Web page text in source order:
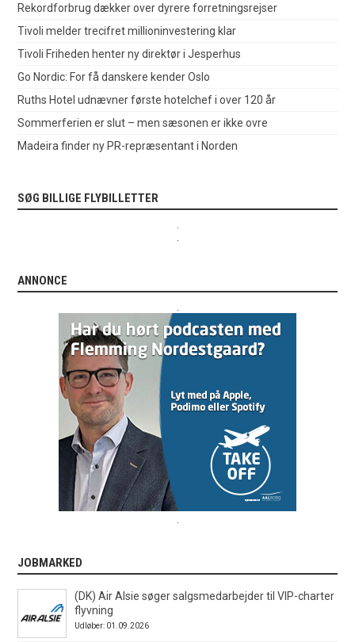
Rekordforbrug dækker over dyrere forretningsrejser
Tivoli melder trecifret millioninvestering klar
Tivoli Friheden henter ny direktør i Jesperhus
Go Nordic: For få danskere kender Oslo
Ruths Hotel udnævner første hotelchef i over 120 år
Sommerferien er slut – men sæsonen er ikke ovre
Madeira finder ny PR-repræsentant i Norden
SØG BILLIGE FLYBILLETTER
ANNONCE
JOBMARKED
(DK) Air Alsie søger salgsmedarbejder til VIP-charter
flyvning
Udløber: 01.09.2026